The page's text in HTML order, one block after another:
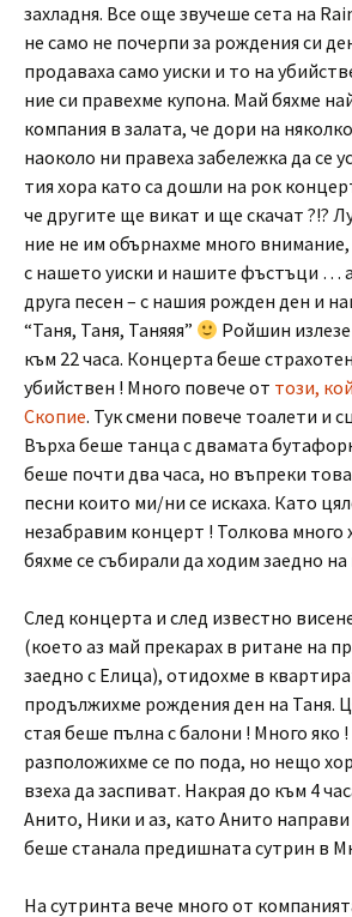
захладня. Все още звучеше сета на
не само не почерпи за рождения си
продаваха само уиски и то на
ние си правехме купона. Май бяхме
компания в залата, че дори на
наоколо ни правеха забележка да се
тия хора като са дошли на рок
че другите ще викат и ще скачат ?!?
ние не им обърнахме много
с нашето уиски и нашите фъстъци …
друга песен – с нашия рожден ден и
“Таня, Таня, Таняяя”
Ройшин
към 22 часа. Концерта беше
убийствен ! Много повече от този,
Скопие. Тук смени повече тоалети и
Върха беше танца с двамата
беше почти два часа, но въпреки
песни които ми/ни се искаха. Като
незабравим концерт ! Толкова много
бяхме се събирали да ходим заедно
След концерта и след известно
(което аз май прекарах в ритане на
заедно с Елица), отидохме в
продължихме рождения ден на Таня.
стая беше пълна с балони ! Много яко
разположихме се по пода, но нещо
взеха да заспиват. Накрая до към 4
Анито, Ники и аз, като Анито направи
беше станала предишната сутрин в
На сутринта вече много от